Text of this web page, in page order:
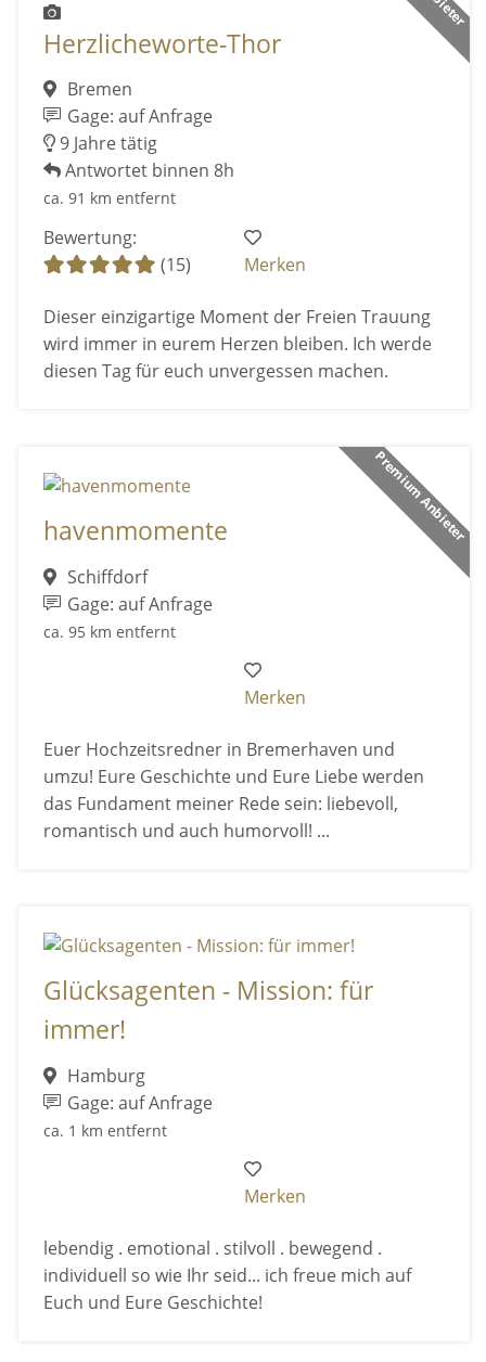
Herzlicheworte-Thor
Bremen
Gage: auf Anfrage
9 Jahre tätig
Antwortet binnen 8h
ca. 91 km entfernt
Bewertung:
(15)
Merken
Dieser einzigartige Moment der Freien Trauung
wird immer in eurem Herzen bleiben. Ich werde
diesen Tag für euch unvergessen machen.
Premium Anbieter
havenmomente
Schiffdorf
Gage: auf Anfrage
ca. 95 km entfernt
Merken
Euer Hochzeitsredner in Bremerhaven und
umzu! Eure Geschichte und Eure Liebe werden
das Fundament meiner Rede sein: liebevoll,
romantisch und auch humorvoll! ...
Glücksagenten - Mission: für
immer!
Hamburg
Gage: auf Anfrage
ca. 1 km entfernt
Merken
lebendig . emotional . stilvoll . bewegend .
individuell so wie Ihr seid... ich freue mich auf
Euch und Eure Geschichte!